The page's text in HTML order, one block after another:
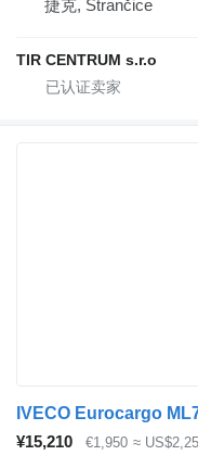
捷克, Strančice
TIR CENTRUM s.r.o
IVECO Eurocargo
¥15,210
€1,950 ≈